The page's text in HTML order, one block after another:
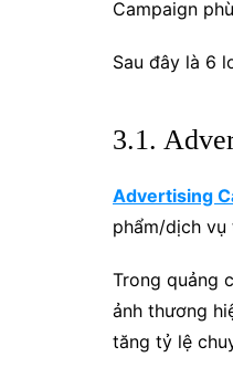
Campaign
Sau đây là 6
3.1.
Advertising
phẩm/dịch vụ
Trong quảng
ảnh thương
tăng tỷ lệ